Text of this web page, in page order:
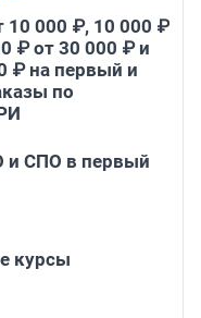
10 000 ₽, 10 000 ₽
₽ от 30 000 ₽ и
₽ на первый и
по
и СПО в первый
курсы